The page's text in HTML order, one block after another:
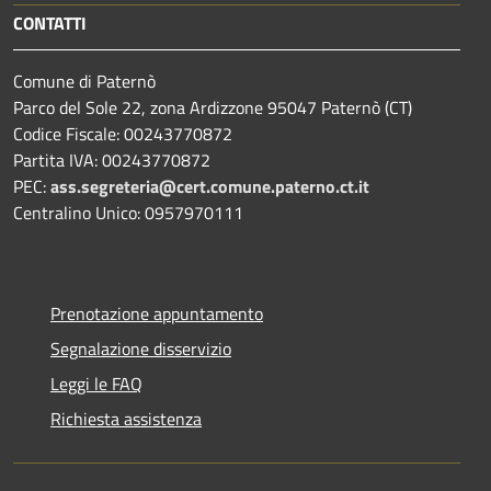
CONTATTI
Comune di Paternò
Parco del Sole 22, zona Ardizzone 95047 Paternò (CT)
Codice Fiscale: 00243770872
Partita IVA: 00243770872
PEC:ass.segreteria@cert.comune.paterno.ct.it
Centralino Unico: 0957970111
Prenotazione appuntamento
Segnalazione disservizio
Leggi le FAQ
Richiesta assistenza